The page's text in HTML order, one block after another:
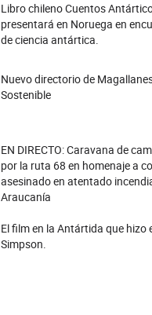
Libro chileno Cuentos
presentará en Noruega en
de ciencia antártica.
Nuevo directorio de
Sostenible
EN DIRECTO: Caravana de
por la ruta 68 en homenaje a
asesinado en atentado
Araucanía
El film en la Antártida que hizo
Simpson.